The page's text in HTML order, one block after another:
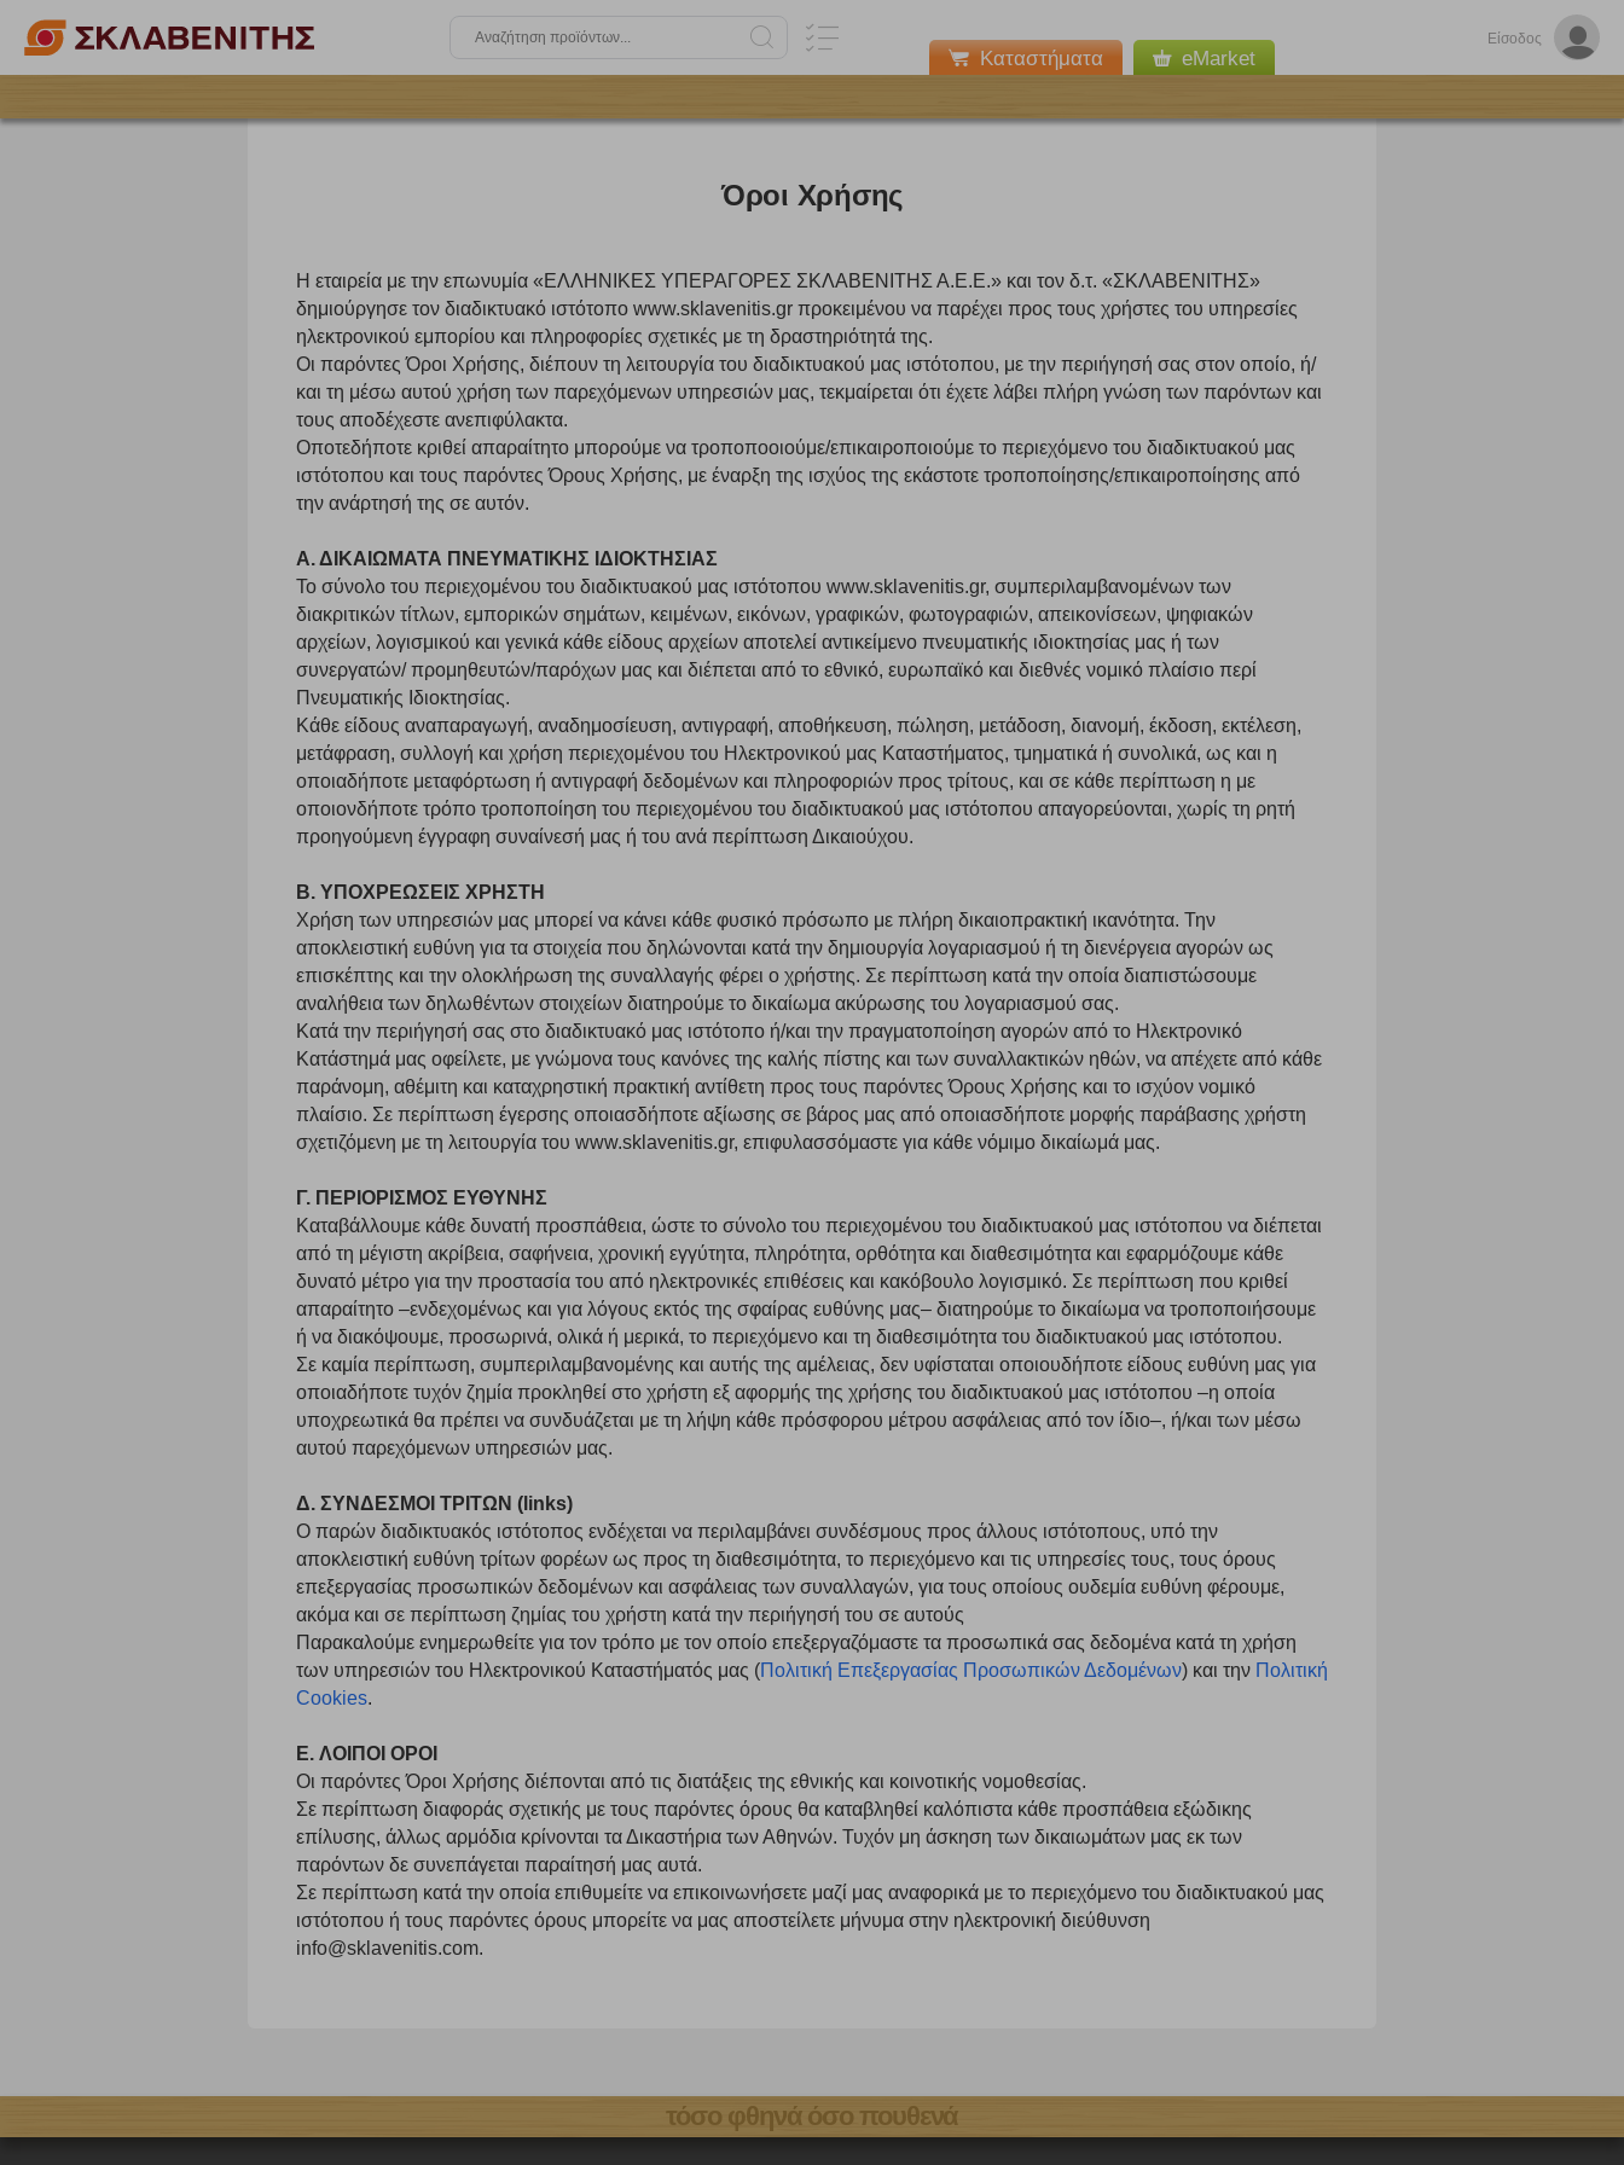
Είσοδος
Καταστήματα eMarket
Όροι Χρήσης
H εταιρεία με την επωνυμία «ΕΛΛΗΝΙΚΕΣ ΥΠΕΡΑΓΟΡΕΣ ΣΚΛΑΒΕΝΙΤΗΣ Α.Ε.Ε.» και τον δ.τ. «ΣΚΛΑΒΕΝΙΤΗΣ»
δημιούργησε τον διαδικτυακό ιστότοπο www.sklavenitis.gr προκειμένου να παρέχει προς τους χρήστες του υπηρεσίες
ηλεκτρονικού εμπορίου και πληροφορίες σχετικές με τη δραστηριότητά της.
Οι παρόντες Όροι Χρήσης, διέπουν τη λειτουργία του διαδικτυακού μας ιστότoπου, με την περιήγησή σας στον οποίο, ή/
και τη μέσω αυτού χρήση των παρεχόμενων υπηρεσιών μας, τεκμαίρεται ότι έχετε λάβει πλήρη γνώση των παρόντων και
τους αποδέχεστε ανεπιφύλακτα.
Οποτεδήποτε κριθεί απαραίτητο μπορούμε να τροποποοιούμε/επικαιροποιούμε το περιεχόμενο του διαδικτυακού μας
ιστότοπου και τους παρόντες Όρους Χρήσης, με έναρξη της ισχύος της εκάστοτε τροποποίησης/επικαιροποίησης από
την ανάρτησή της σε αυτόν.
Α. ΔΙΚΑΙΩΜΑΤΑ ΠΝΕΥΜΑΤΙΚΗΣ ΙΔΙΟΚΤΗΣΙΑΣ
Το σύνολο του περιεχομένου του διαδικτυακού μας ιστότοπου www.sklavenitis.gr, συμπεριλαμβανομένων των
διακριτικών τίτλων, εμπορικών σημάτων, κειμένων, εικόνων, γραφικών, φωτογραφιών, απεικονίσεων, ψηφιακών
αρχείων, λογισμικού και γενικά κάθε είδους αρχείων αποτελεί αντικείμενο πνευματικής ιδιοκτησίας μας ή των
συνεργατών/ προμηθευτών/παρόχων μας και διέπεται από το εθνικό, ευρωπαϊκό και διεθνές νομικό πλαίσιο περί
Πνευματικής Ιδιοκτησίας.
Κάθε είδους αναπαραγωγή, αναδημοσίευση, αντιγραφή, αποθήκευση, πώληση, μετάδοση, διανομή, έκδοση, εκτέλεση,
μετάφραση, συλλογή και χρήση περιεχομένου του Ηλεκτρονικού μας Καταστήματος, τμηματικά ή συνολικά, ως και η
οποιαδήποτε μεταφόρτωση ή αντιγραφή δεδομένων και πληροφοριών προς τρίτους, και σε κάθε περίπτωση η με
οποιονδήποτε τρόπο τροποποίηση του περιεχομένου του διαδικτυακού μας ιστότοπου απαγορεύονται, χωρίς τη ρητή
προηγούμενη έγγραφη συναίνεσή μας ή του ανά περίπτωση Δικαιούχου.
Β. ΥΠΟΧΡΕΩΣΕΙΣ ΧΡΗΣΤΗ
Χρήση των υπηρεσιών μας μπορεί να κάνει κάθε φυσικό πρόσωπο με πλήρη δικαιοπρακτική ικανότητα. Την
αποκλειστική ευθύνη για τα στοιχεία που δηλώνονται κατά την δημιουργία λογαριασμού ή τη διενέργεια αγορών ως
επισκέπτης και την ολοκλήρωση της συναλλαγής φέρει ο χρήστης. Σε περίπτωση κατά την οποία διαπιστώσουμε
αναλήθεια των δηλωθέντων στοιχείων διατηρούμε το δικαίωμα ακύρωσης του λογαριασμού σας.
Κατά την περιήγησή σας στο διαδικτυακό μας ιστότοπο ή/και την πραγματοποίηση αγορών από το Ηλεκτρονικό
Κατάστημά μας οφείλετε, με γνώμονα τους κανόνες της καλής πίστης και των συναλλακτικών ηθών, να απέχετε από κάθε
παράνομη, αθέμιτη και καταχρηστική πρακτική αντίθετη προς τους παρόντες Όρους Χρήσης και το ισχύον νομικό
πλαίσιο. Σε περίπτωση έγερσης οποιασδήποτε αξίωσης σε βάρος μας από οποιασδήποτε μορφής παράβασης χρήστη
σχετιζόμενη με τη λειτουργία του www.sklavenitis.gr, επιφυλασσόμαστε για κάθε νόμιμο δικαίωμά μας.
Γ. ΠΕΡΙΟΡΙΣΜΟΣ ΕΥΘΥΝΗΣ
Καταβάλλουμε κάθε δυνατή προσπάθεια, ώστε το σύνολο του περιεχομένου του διαδικτυακού μας ιστότοπου να διέπεται
από τη μέγιστη ακρίβεια, σαφήνεια, χρονική εγγύτητα, πληρότητα, ορθότητα και διαθεσιμότητα και εφαρμόζουμε κάθε
δυνατό μέτρο για την προστασία του από ηλεκτρονικές επιθέσεις και κακόβουλο λογισμικό. Σε περίπτωση που κριθεί
απαραίτητο –ενδεχομένως και για λόγους εκτός της σφαίρας ευθύνης μας– διατηρούμε το δικαίωμα να τροποποιήσουμε
ή να διακόψουμε, προσωρινά, ολικά ή μερικά, το περιεχόμενο και τη διαθεσιμότητα του διαδικτυακού μας ιστότοπου.
Σε καμία περίπτωση, συμπεριλαμβανομένης και αυτής της αμέλειας, δεν υφίσταται οποιουδήποτε είδους ευθύνη μας για
οποιαδήποτε τυχόν ζημία προκληθεί στο χρήστη εξ αφορμής της χρήσης του διαδικτυακού μας ιστότοπου –η οποία
υποχρεωτικά θα πρέπει να συνδυάζεται με τη λήψη κάθε πρόσφορου μέτρου ασφάλειας από τον ίδιο–, ή/και των μέσω
αυτού παρεχόμενων υπηρεσιών μας.
Δ. ΣΥΝΔΕΣΜΟΙ ΤΡΙΤΩΝ (links)
Ο παρών διαδικτυακός ιστότοπος ενδέχεται να περιλαμβάνει συνδέσμους προς άλλους ιστότοπους, υπό την
αποκλειστική ευθύνη τρίτων φορέων ως προς τη διαθεσιμότητα, το περιεχόμενο και τις υπηρεσίες τους, τους όρους
επεξεργασίας προσωπικών δεδομένων και ασφάλειας των συναλλαγών, για τους οποίους ουδεμία ευθύνη φέρουμε,
ακόμα και σε περίπτωση ζημίας του χρήστη κατά την περιήγησή του σε αυτούς
Παρακαλούμε ενημερωθείτε για τον τρόπο με τον οποίο επεξεργαζόμαστε τα προσωπικά σας δεδομένα κατά τη χρήση
των υπηρεσιών του Ηλεκτρονικού Καταστήματός μας (Πολιτική Επεξεργασίας Προσωπικών Δεδομένων) και την Πολιτική
Cookies.
E. ΛΟΙΠΟΙ ΟΡΟΙ
Οι παρόντες Όροι Χρήσης διέπονται από τις διατάξεις της εθνικής και κοινοτικής νομοθεσίας.
Σε περίπτωση διαφοράς σχετικής με τους παρόντες όρους θα καταβληθεί καλόπιστα κάθε προσπάθεια εξώδικης
επίλυσης, άλλως αρμόδια κρίνονται τα Δικαστήρια των Αθηνών. Τυχόν μη άσκηση των δικαιωμάτων μας εκ των
παρόντων δε συνεπάγεται παραίτησή μας αυτά.
Σε περίπτωση κατά την οποία επιθυμείτε να επικοινωνήσετε μαζί μας αναφορικά με το περιεχόμενο του διαδικτυακού μας
ιστότοπου ή τους παρόντες όρους μπορείτε να μας αποστείλετε μήνυμα στην ηλεκτρονική διεύθυνση
info@sklavenitis.com.
τόσο φθηνά όσο πουθενά
Πολλαπλή αναζήτηση
Γράψτε τα προϊόντα που επιθυμείτε, με κόμμα ανάμεσά τους, και κάντε
κλικ στο κουμπί "Αναζήτηση". Θα εμφανιστούν αποτελέσματα από
όλες τις Κατηγορίες και για κάθε προϊόν.
Αναζήτηση
Ρυθμίσεις Cookies
Κατά την απλή περιήγηση ή/και χρήση του ιστότοπου συλλέγουμε αυτόματα δεδομένα σύνδεσης και πληροφορίες σχετικές με την περιήγησή σας, οι οποίες είναι μη εξατομικευμένες και σπάνια
περιέχουν προσωποποιημένα χαρακτηριστικά που υποδεικνύουν την ταυτότητά σας. Τα cookies είναι μικρά αρχεία κειμένου τα οποία, μέσω του προγράμματος περιήγησης εγκαθίστανται στον
υπολογιστή ή την ηλεκτρονική συσκευή σας, προσθέτοντας λειτουργικότητα στην ιστοσελίδα και βελτιώνοντας την εμπειρία περιήγησης ή, εφ΄ όσον το επιλέξετε, απομνημονεύοντας τις προτιμήσεις
σας. Η κατηγορία των απολύτως απαραίτητων cookies για την ομαλή λειτουργία του ιστότοπου είναι η μόνη ενεργοποιημένη. Έχετε τη δυνατότητα να επιλέξετε τις λοιπές κατηγορίες κάνοντας κλικ στο
σχετικό κουμπί επάνω δεξιά, αφού ενημερωθείτε σχετικά. Ωστόσο θα πρέπει να γνωρίζετε ότι αποκλεισμός ορισμένων κατηγοριών αρχείων cookies, μπορεί να επηρεάσει την εμπειρία της περιήγησής
σας ή/και της χρήσης των υπηρεσιών μας.
Δείτε περισσότερα
Λειτουργικά cookies
οποίων τις υπηρεσίες έχουμε επιλέξει. Αν δεν επιτρέψετε την αποδοχή αυτής της κατηγορίας cookies, ορισμένες ή όλες από αυτές τις λειτουργίες ενδέχεται να μην λειτουργούν σωστά.
Η συγκεκριμένη κατηγορία cookies ρυθμίζεται από συνεργάτες μας (με αντικείμενο τη διαφήμιση) μέσω του ιστότοπού μας. Εφ’ όσον τα επιλέξετε, μπορεί να χρησιμοποιηθούν από τους ανωτέρω
για τη δημιουργία ενός προφίλ των ενδιαφερόντων σας και για την εμφάνιση σχετικών διαφημίσεων σε άλλες τοποθεσίες. Τα cookies στόχευσης λειτουργούν αναγνωρίζοντας με μοναδικό τρόπο
το πρόγραμμα περιήγησης και τη συσκευή σας. Αν δεν επιλέξετε τη συγκεκριμένη κατηγορία cookies, δεν θα λαμβάνετε στοχευμένες διαφημίσεις μας σε διαφορετικούς ιστότοπους.
να γνωρίζουμε ποιες σελίδες είναι περισσότερο, ή λιγότερο δημοφιλείς και να βλέπουμε την αλληλεπίδραση του χρήστη και το χρόνο παραμονής του. Οι πληροφορίες που συλλέγονται από αυτά
τα cookies είναι συγκεντρωτικές και, συνεπώς, ανώνυμες. Αν δεν επιτρέψετε την αποδοχή αυτής της κατηγορίας cookies, δεν θα γνωρίζουμε πότε έχετε επισκεφθεί την τοποθεσία μας.
Απολύτως απαραίτητα cookies
Η συγκεκριμένη κατηγορία cookies είναι απαραίτητη για τη λειτουργία του ιστότοπου και ενεργοποιημένη. Έχετε ωστόσο τη δυνατότητα να ρυθμίσετε το πρόγραμμα περιήγησής σας ώστε να
αποκλείει ή να σας ειδοποιεί σχετικά με αυτά τα cookies, με το ενδεχόμενο σε αυτήν την περίπτωση ορισμένα τμήματα του ιστότοπου να μη λειτουργούν.